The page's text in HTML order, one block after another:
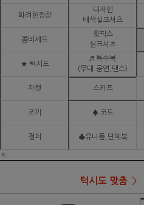
화려한정장
디자인
배색실크셔츠
콤비세트
핫픽스
실크셔츠
★ 턱시도
♬ 특수복
(무대.공연,댄스)
자켓 스카프
조끼 ♠ 코트
점퍼 ♣유니폼,단체복
ㅌ
턱시도 맞춤